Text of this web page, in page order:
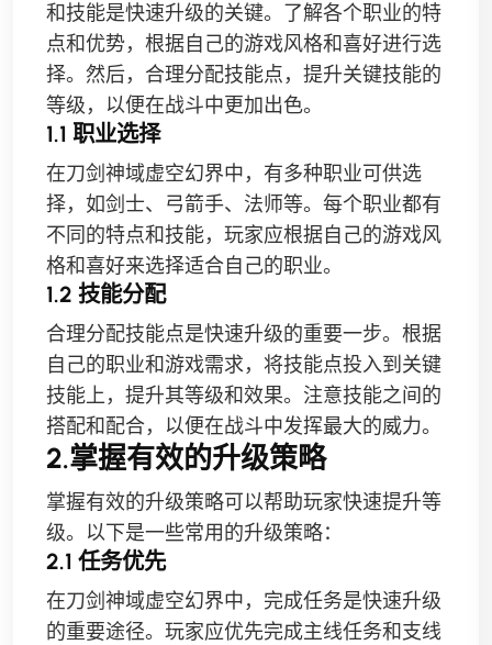
和技能是快速升级的关键。了解各个职业的特
点和优势，根据自己的游戏风格和喜好进行选
择。然后，合理分配技能点，提升关键技能的
等级，以便在战斗中更加出色。
1.1 职业选择
在刀剑神域虚空幻界中，有多种职业可供选
择，如剑士、弓箭手、法师等。每个职业都有
不同的特点和技能，玩家应根据自己的游戏风
格和喜好来选择适合自己的职业。
1.2 技能分配
合理分配技能点是快速升级的重要一步。根据
自己的职业和游戏需求，将技能点投入到关键
技能上，提升其等级和效果。注意技能之间的
搭配和配合，以便在战斗中发挥最大的威力。
2.掌握有效的升级策略
掌握有效的升级策略可以帮助玩家快速提升等
级。以下是一些常用的升级策略：
2.1 任务优先
在刀剑神域虚空幻界中，完成任务是快速升级
的重要途径。玩家应优先完成主线任务和支线